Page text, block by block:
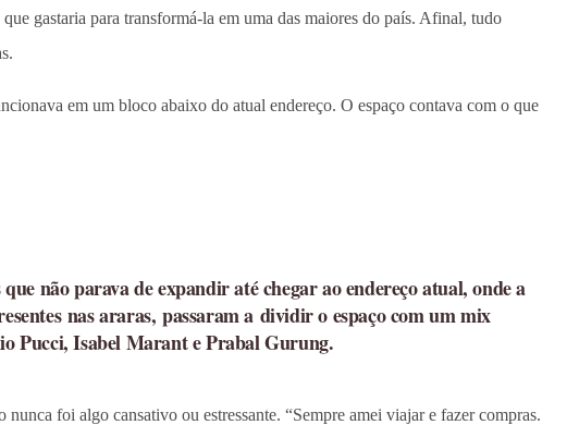
gastaria para transformá-la em uma das maiores do país. Afinal, tudo
em um bloco abaixo do atual endereço. O espaço contava com o que
não parava de expandir até chegar ao endereço atual, onde a
nas araras, passaram a dividir o espaço com um mix
Pucci, Isabel Marant e Prabal Gurung.
foi algo cansativo ou estressante. “Sempre amei viajar e fazer compras.